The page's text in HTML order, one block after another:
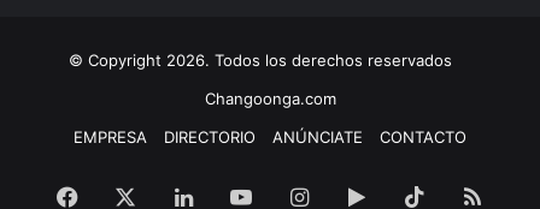
© Copyright 2026. Todos los derechos reservados
Changoonga.com
EMPRESA
DIRECTORIO ANÚNCIATE CONTACTO
Facebook LinkedInYouTubeInstagram
Google TikTokRSS